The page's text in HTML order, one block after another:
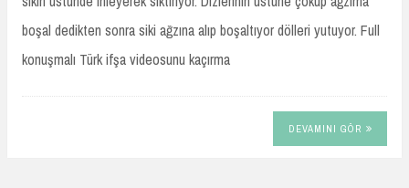
boşal dedikten sonra siki ağzına alıp boşaltıyor dölleri yutuyor. Full
konuşmalı Türk ifşa videosunu kaçırma
DEVAMINI GÖR